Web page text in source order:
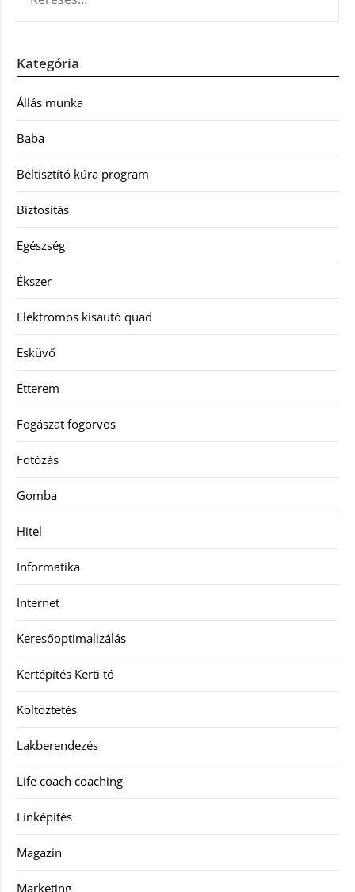
Kategória
Állás munka
Baba
Béltisztító kúra program
Biztosítás
Egészség
Ékszer
Elektromos kisautó quad
Esküvő
Étterem
Fogászat fogorvos
Fotózás
Gomba
Hitel
Informatika
Internet
Keresőoptimalizálás
Kertépítés Kerti tó
Költöztetés
Lakberendezés
Life coach coaching
Linképítés
Magazin
Marketing